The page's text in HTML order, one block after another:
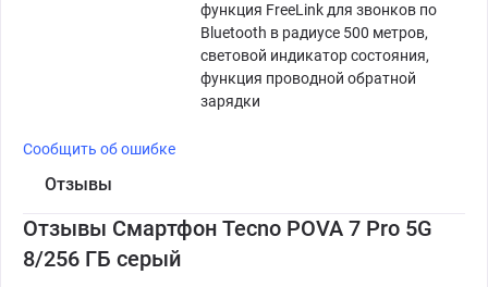
функция FreeLink для звонков по
Bluetooth в радиусе 500 метров,
световой индикатор состояния,
функция проводной обратной
зарядки
Сообщить об ошибке
Отзывы
Отзывы Смартфон Tecno POVA 7 Pro 5G
8/256 ГБ серый